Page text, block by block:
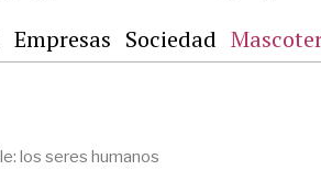
Empresas Sociedad
los seres humanos